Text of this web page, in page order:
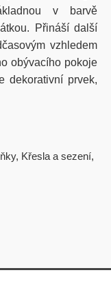
v barvě
Přináší další
vzhledem
obývacího pokoje
dekorativní prvek,
, Křesla a sezení,